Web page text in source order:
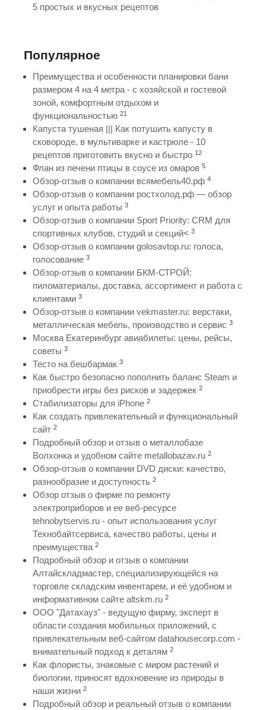
5 простых и вкусных рецептов
Популярное
Преимущества и особенности планировки бани
размером 4 на 4 метра - с хозяйской и гостевой
зоной, комфортным отдыхом и
функциональностью 21
Капуста тушеная ||| Как потушить капусту в
сковороде, в мультиварке и кастрюле - 10
рецептов приготовить вкусно и быстро 12
Флан из печени птицы в соусе из омаров 5
Обзор-отзыв о компании всямебель40.рф 4
Обзор-отзыв о компании ростхолод.рф — обзор
услуг и опыта работы 3
Обзор-отзыв о компании Sport Priority: CRM для
спортивных клубов, студий и секций< 3
Обзор-отзыв о компании golosavtop.ru: голоса,
голосование 3
Обзор-отзыв о компании БКМ-СТРОЙ:
пиломатериалы, доставка, ассортимент и работа с
клиентами 3
Обзор-отзыв о компании vekmaster.ru: верстаки,
металлическая мебель, производство и сервис 3
Москва Екатеринбург авиабилеты: цены, рейсы,
советы 3
Тесто на бешбармак 3
Как быстро безопасно пополнить баланс Steam и
приобрести игры без рисков и задержек 2
Стабилизаторы для iPhone 2
Как создать привлекательный и функциональный
сайт 2
Подробный обзор и отзыв о металлобазе
Волхонка и удобном сайте metallobazav.ru 2
Обзор-отзыв о компании DVD диски: качество,
разнообразие и доступность 2
Обзор отзыв о фирме по ремонту
электроприборов и ее веб-ресурсе
tehnobytservis.ru - опыт использования услуг
Технобайтсервиса, качество работы, цены и
преимущества 2
Подробный обзор и отзыв о компании
Алтайскладмастер, специализирующейся на
торговле складским инвентарем, и её удобном и
информативном сайте altskm.ru 2
ООО "Датахауз" - ведущую фирму, эксперт в
области создания мобильных приложений, с
привлекательным веб-сайтом datahousecorp.com -
внимательный подход к деталям 2
Как флористы, знакомые с миром растений и
биологии, приносят вдохновение из природы в
наши жизни 2
Подробный обзор и реальный отзыв о компании